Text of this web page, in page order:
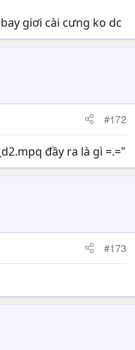
giơi cài cưng ko dc
#172
đầy ra là gì =.="
#173